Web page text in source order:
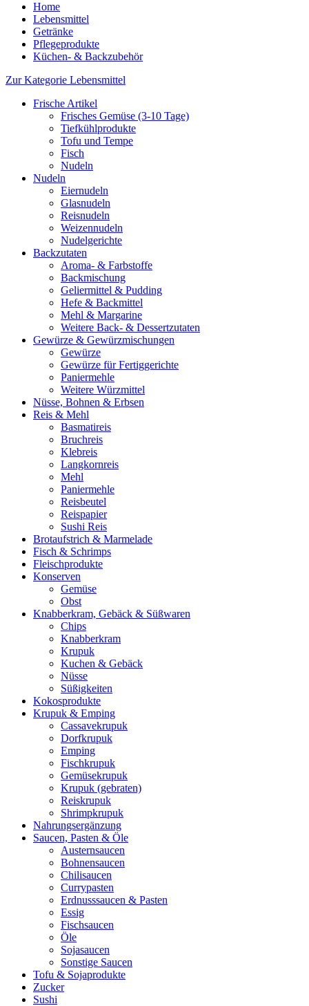
Home
Lebensmittel
Getränke
Pflegeprodukte
Küchen- & Backzubehör
Zur Kategorie Lebensmittel
Frische Artikel
Frisches Gemüse (3-10 Tage)
Tiefkühlprodukte
Tofu und Tempe
Fisch
Nudeln
Nudeln
Eiernudeln
Glasnudeln
Reisnudeln
Weizennudeln
Nudelgerichte
Backzutaten
Aroma- & Farbstoffe
Backmischung
Geliermittel & Pudding
Hefe & Backmittel
Mehl & Margarine
Weitere Back- & Dessertzutaten
Gewürze & Gewürzmischungen
Gewürze
Gewürze für Fertiggerichte
Paniermehle
Weitere Würzmittel
Nüsse, Bohnen & Erbsen
Reis & Mehl
Basmatireis
Bruchreis
Klebreis
Langkornreis
Mehl
Paniermehle
Reisbeutel
Reispapier
Sushi Reis
Brotaufstrich & Marmelade
Fisch & Schrimps
Fleischprodukte
Konserven
Gemüse
Obst
Knabberkram, Gebäck & Süßwaren
Chips
Knabberkram
Krupuk
Kuchen & Gebäck
Nüsse
Süßigkeiten
Kokosprodukte
Krupuk & Emping
Cassavekrupuk
Dorfkrupuk
Emping
Fischkrupuk
Gemüsekrupuk
Krupuk (gebraten)
Reiskrupuk
Shrimpkrupuk
Nahrungsergänzung
Saucen, Pasten & Öle
Austernsaucen
Bohnensaucen
Chilisaucen
Currypasten
Erdnusssaucen & Pasten
Essig
Fischsaucen
Öle
Sojasaucen
Sonstige Saucen
Tofu & Sojaprodukte
Zucker
Sushi